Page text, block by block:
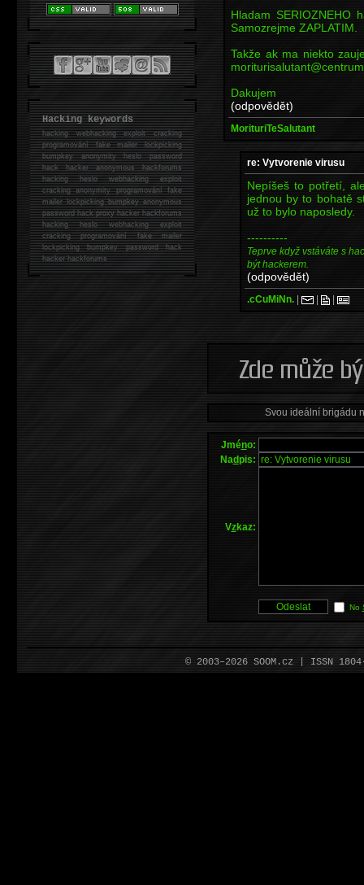
Hladam SERIOZNEHO
Samozrejme ZAPLATIM.
Takže ak ma niekto
Dakujem
(odpovědět)
MorituriTeSalutant
re: Vytvorenie virusu
Nepíšeš to potřetí,
jednou by to bohatě
už to bylo naposledy.
----------
Teprve když vstáváte s
být hackerem.
(odpovědět)
.cCuMiNn. | | |
Svou ideální brigádu
Jméno:
Nadpis:
Vzkaz:
No
Hacking keywords
hackingwebhacking exploit cracking
programování fake mailer lockpicking
bumpkey anonymity heslo password
hackhacker anonymous hackforums
hackingheslo webhacking exploit
cracking anonymity programování fake
mailer lockpicking bumpkey anonymous
password hack proxy hacker hackforums
hacking heslo webhacking exploit
cracking programování fake mailer
lockpicking bumpkey password hack
hackerhackforums
© 2003–2026 SOOM.cz | ISSN